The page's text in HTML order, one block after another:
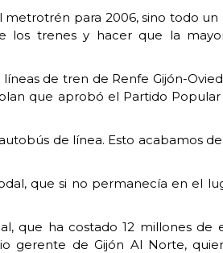
metrotrén para 2006, sino todo
los trenes y hacer que la
de tren de Renfe Gijón-
que aprobó el Partido
de línea. Esto acabamos
que si no permanecía en el
que ha costado 12 millones de
gerente de Gijón Al Norte,